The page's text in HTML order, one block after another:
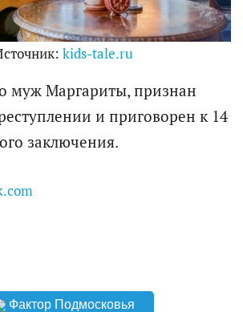
kids-tale.ru
муж Маргариты, признан
и приговорен к 14
заключения.
Фактор Подмосковья